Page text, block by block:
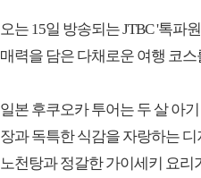
오는 15일 방송되는 JTBC '톡파
매력을 담은 다채로운 여행 코스
일본 후쿠오카 투어는 두 살 아
장과 독특한 식감을 자랑하는
노천탕과 정갈한 가이세키 요리